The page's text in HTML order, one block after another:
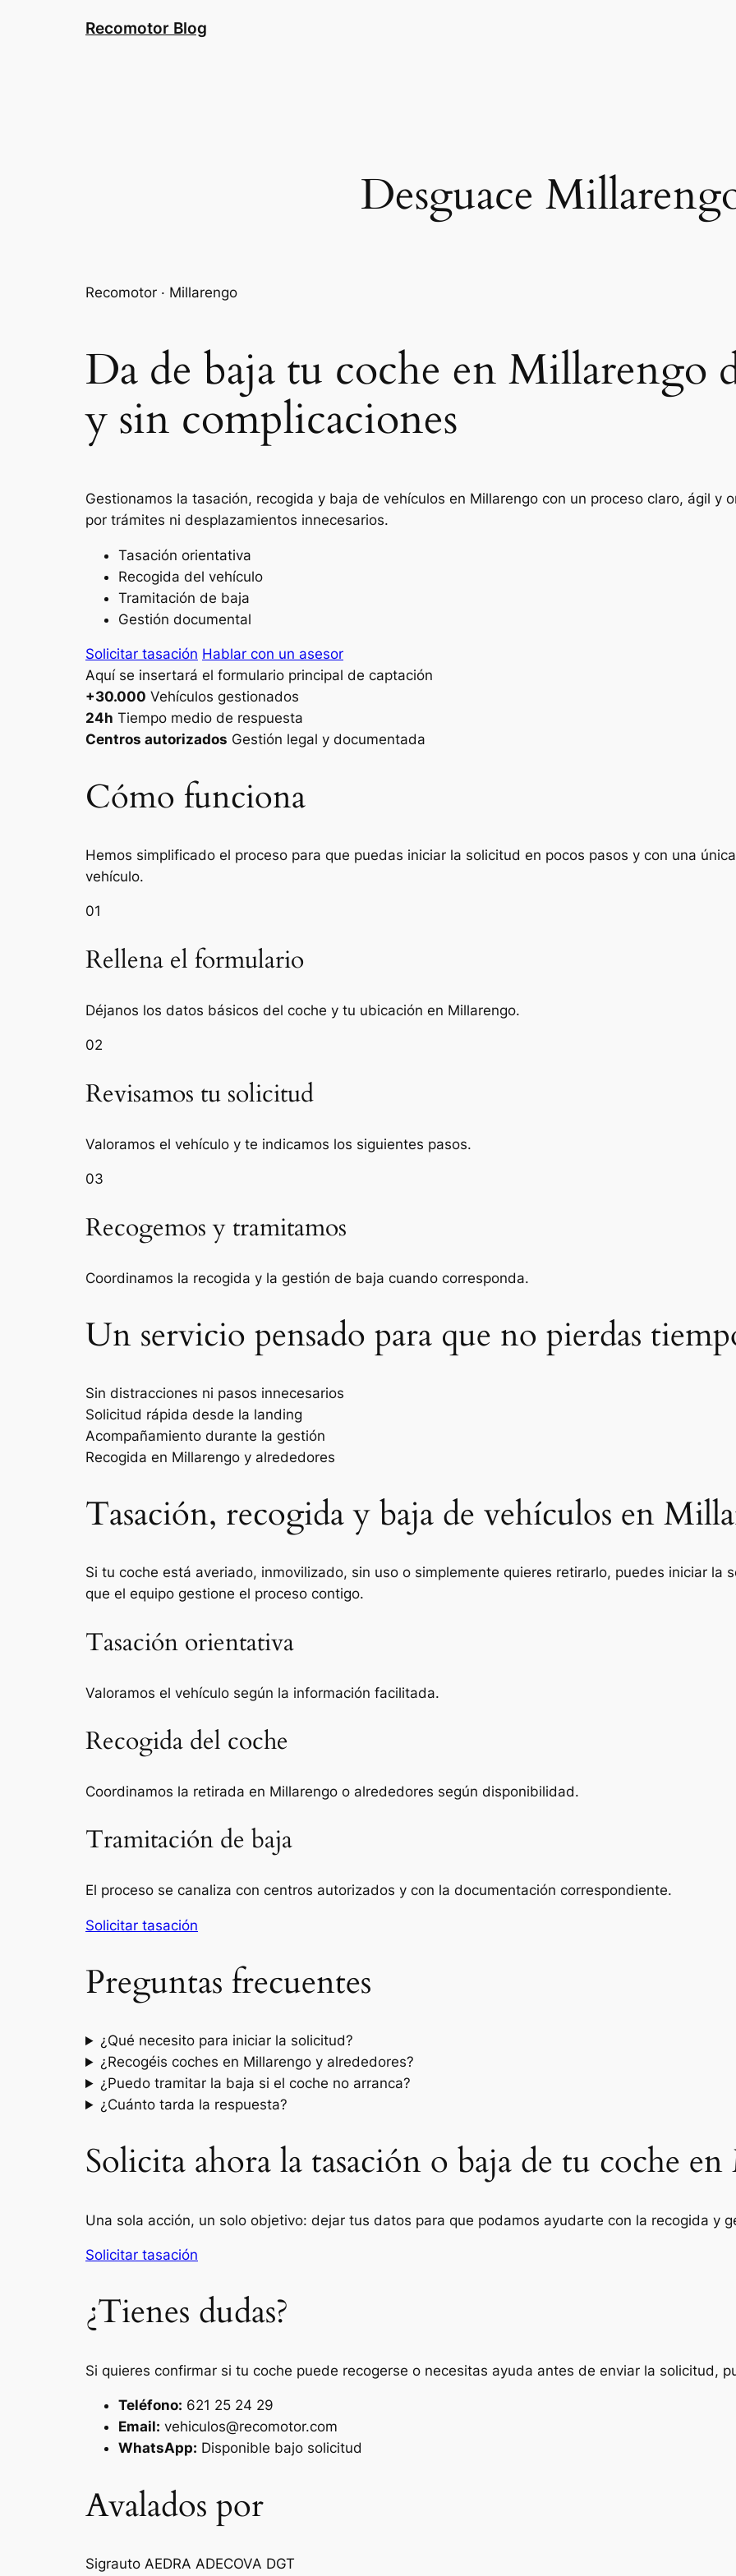
Recomotor Blog
Desguace
Recomotor · Millarengo
Da de baja tu coche en Millarengo
y sin complicaciones
Gestionamos la tasación, recogida y baja de vehículos en Millarengo con un proceso claro, ágil y
por trámites ni desplazamientos innecesarios.
Tasación orientativa
Recogida del vehículo
Tramitación de baja
Gestión documental
Solicitar tasación Hablar con un asesor
Aquí se insertará el formulario principal de captación
+30.000 Vehículos gestionados
24h Tiempo medio de respuesta
Centros autorizados Gestión legal y documentada
Cómo funciona
Hemos simplificado el proceso para que puedas iniciar la solicitud en pocos pasos y con una
vehículo.
01
Rellena el formulario
Déjanos los datos básicos del coche y tu ubicación en Millarengo.
02
Revisamos tu solicitud
Valoramos el vehículo y te indicamos los siguientes pasos.
03
Recogemos y tramitamos
Coordinamos la recogida y la gestión de baja cuando corresponda.
Un servicio pensado para que no pierdas
Sin distracciones ni pasos innecesarios
Solicitud rápida desde la landing
Acompañamiento durante la gestión
Recogida en Millarengo y alrededores
Tasación, recogida y baja de vehículos en
Si tu coche está averiado, inmovilizado, sin uso o simplemente quieres retirarlo, puedes iniciar la
que el equipo gestione el proceso contigo.
Tasación orientativa
Valoramos el vehículo según la información facilitada.
Recogida del coche
Coordinamos la retirada en Millarengo o alrededores según disponibilidad.
Tramitación de baja
El proceso se canaliza con centros autorizados y con la documentación correspondiente.
Solicitar tasación
Preguntas frecuentes
¿Qué necesito para iniciar la solicitud?
¿Recogéis coches en Millarengo y alrededores?
¿Puedo tramitar la baja si el coche no arranca?
¿Cuánto tarda la respuesta?
Solicita ahora la tasación o baja de tu coche
Una sola acción, un solo objetivo: dejar tus datos para que podamos ayudarte con la recogida y
Solicitar tasación
¿Tienes dudas?
Si quieres confirmar si tu coche puede recogerse o necesitas ayuda antes de enviar la solicitud,
Teléfono: 621 25 24 29
Email: vehiculos@recomotor.com
WhatsApp: Disponible bajo solicitud
Avalados por
Sigrauto AEDRA ADECOVA DGT